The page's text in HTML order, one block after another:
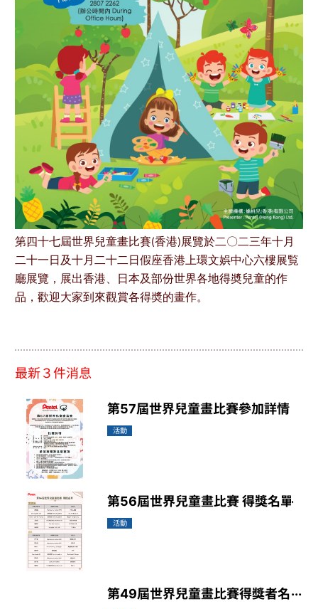
第四十七屆世界兒童畫比賽(香港)展覽於二〇二三年十月
二十一日及十月二十二日假座香港上環文娯中心六樓展覧
廳展覽，展出香港、日本及部份世界各地得奬兒童的作
品，歡迎大家到來觀賞各得奬的畫作。
最新３件消息
第57屆世界兒童畫比賽參加詳情
活動
第56屆世界兒童畫比賽 得獎名單
活動
第49屆世界兒童畫比賽得獎者名單